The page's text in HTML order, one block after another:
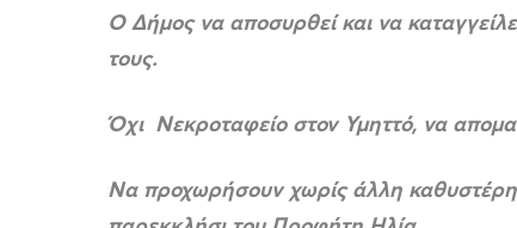
Ο Δήμος να αποσυρθεί και να
τους.
Όχι Νεκροταφείο στον Υμηττό, να
Να προχωρήσουν χωρίς άλλη